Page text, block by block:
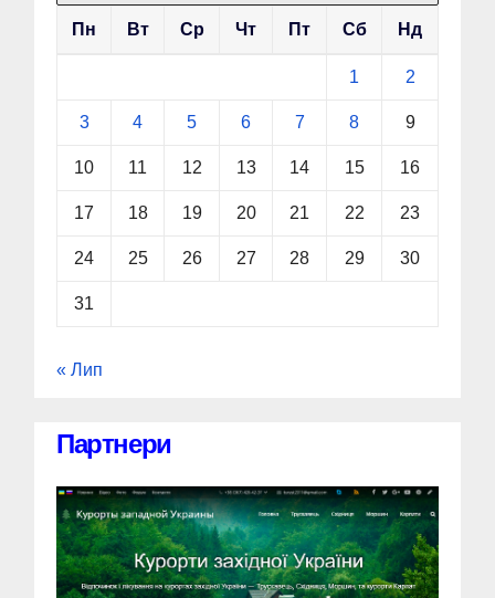
Пн Вт Ср Чт Пт Сб Нд
1 2
3 4 5 6 7 8 9
10 11 12 13 14 15 16
17 18 19 20 21 22 23
24 25 26 27 28 29 30
31
« Лип
Партнери